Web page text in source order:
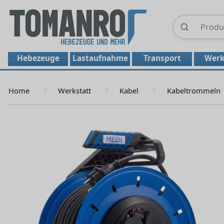
Hebezeuge Lastaufnahme Transport
Home Werkstatt Kabel Kabeltrommeln